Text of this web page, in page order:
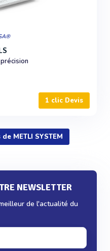
1 clic Devis
METLI SYSTEM
NEWSLETTER
de l'actualité du